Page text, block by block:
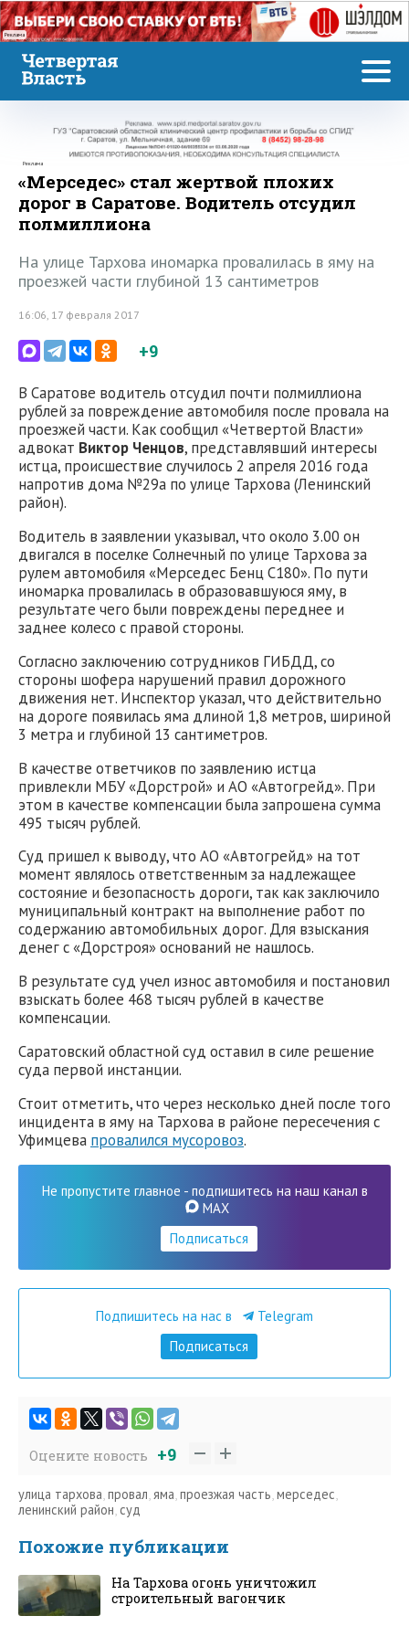
Реклама
Реклама
«Мерседес» стал жертвой плохих
дорог в Саратове. Водитель отсудил
полмиллиона
На улице Тархова иномарка провалилась в яму на
проезжей части глубиной 13 сантиметров
16:06, 17 февраля 2017
+9
В Саратове водитель отсудил почти полмиллиона
рублей за повреждение автомобиля после провала на
проезжей части. Как сообщил «Четвертой Власти»
адвокат Виктор Ченцов, представлявший интересы
истца, происшествие случилось 2 апреля 2016 года
напротив дома №29а по улице Тархова (Ленинский
район).
Водитель в заявлении указывал, что около 3.00 он
двигался в поселке Солнечный по улице Тархова за
рулем автомобиля «Мерседес Бенц С180». По пути
иномарка провалилась в образовавшуюся яму, в
результате чего были повреждены переднее и
заднее колесо с правой стороны.
Согласно заключению сотрудников ГИБДД, со
стороны шофера нарушений правил дорожного
движения нет. Инспектор указал, что действительно
на дороге появилась яма длиной 1,8 метров, шириной
3 метра и глубиной 13 сантиметров.
В качестве ответчиков по заявлению истца
привлекли МБУ «Дорстрой» и АО «Автогрейд». При
этом в качестве компенсации была запрошена сумма
495 тысяч рублей.
Суд пришел к выводу, что АО «Автогрейд» на тот
момент являлось ответственным за надлежащее
состояние и безопасность дороги, так как заключило
муниципальный контракт на выполнение работ по
содержанию автомобильных дорог. Для взыскания
денег с «Дорстроя» оснований не нашлось.
В результате суд учел износ автомобиля и постановил
взыскать более 468 тысяч рублей в качестве
компенсации.
Саратовский областной суд оставил в силе решение
суда первой инстанции.
Стоит отметить, что через несколько дней после того
инцидента в яму на Тархова в районе пересечения с
Уфимцева провалился мусоровоз.
Не пропустите главное - подпишитесь на наш канал в
MAX
Подписаться
Подпишитесь на нас в
Telegram
Подписаться
Оцените новость +9
улица тархова,провал,яма,проезжая часть,мерседес,
ленинский район, суд
Похожие публикации
На Тархова огонь уничтожил
строительный вагончик